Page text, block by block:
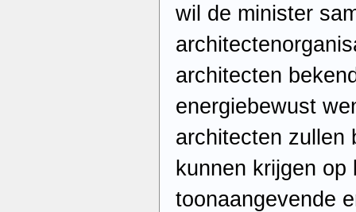
wil de minister
architecten
energiebewust
architecten zullen
kunnen krijgen op
toonaangevende